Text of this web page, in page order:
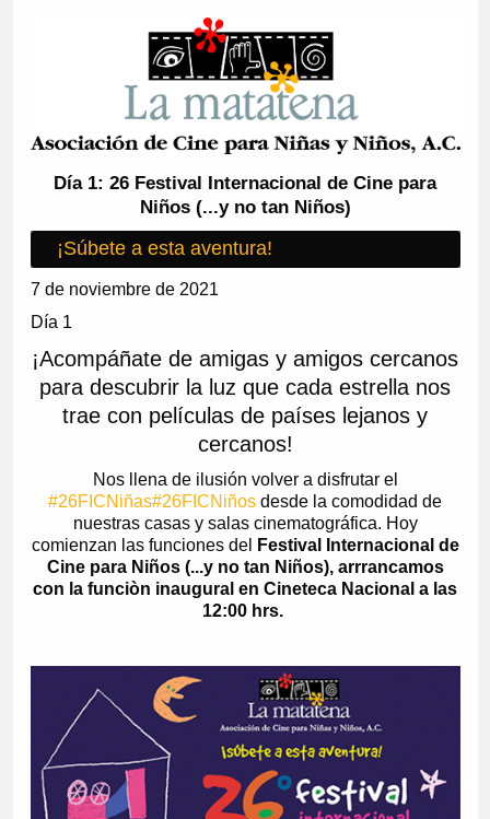
Día 1: 26 Festival Internacional de Cine para
Niños (...y no tan Niños)
¡Súbete a esta aventura!
7 de noviembre de 2021
Día 1
¡Acompáñate de amigas y amigos cercanos
para descubrir la luz que cada estrella nos
trae con películas de países lejanos y
cercanos!
Nos llena de ilusión volver a disfrutar el
#26FICNiñas#26FICNiños desde la comodidad de
nuestras casas y salas cinematográfica. Hoy
comienzan las funciones del
Festival Internacional de
Cine para Niños (...y no tan Niños), arrrancamos
con la funciòn inaugural en Cineteca Nacional a las
12:00 hrs.